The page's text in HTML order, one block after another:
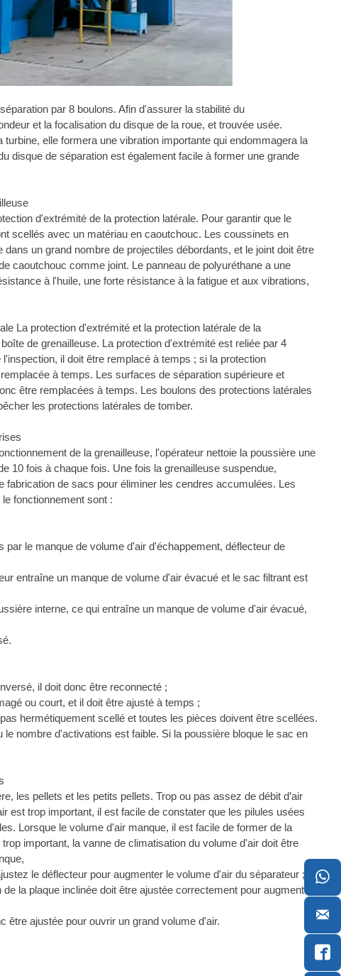
par 8 boulons. Afin d'assurer la stabilité du
et la focalisation du disque de la roue, et trouvée usée.
elle formera une vibration importante qui endommagera la
disque de séparation est également facile à former une grande
d'extrémité de la protection latérale. Pour garantir que le
scellés avec un matériau en caoutchouc. Les coussinets en
un grand nombre de projectiles débordants, et le joint doit être
caoutchouc comme joint. Le panneau de polyuréthane a une
à l'huile, une forte résistance à la fatigue et aux vibrations,
La protection d'extrémité et la protection latérale de la
de grenailleuse. La protection d'extrémité est reliée par 4
il doit être remplacé à temps ; si la protection
à temps. Les surfaces de séparation supérieure et
être remplacées à temps. Les boulons des protections latérales
les protections latérales de tomber.
de la grenailleuse, l'opérateur nettoie la poussière une
10 fois à chaque fois. Une fois la grenailleuse suspendue,
fabrication de sacs pour éliminer les cendres accumulées. Les
fonctionnement sont :
le manque de volume d'air d'échappement, déflecteur de
entraîne un manque de volume d'air évacué et le sac filtrant est
interne, ce qui entraîne un manque de volume d'air évacué,
il doit donc être reconnecté ;
ou court, et il doit être ajusté à temps ;
hermétiquement scellé et toutes les pièces doivent être scellées.
nombre d'activations est faible. Si la poussière bloque le sac en
les pellets et les petits pellets. Trop ou pas assez de débit d’air
est trop important, il est facile de constater que les pilules usées
Lorsque le volume d'air manque, il est facile de former de la
important, la vanne de climatisation du volume d'air doit être
le déflecteur pour augmenter le volume d'air du séparateur ;
la plaque inclinée doit être ajustée correctement pour augmenter
être ajustée pour ouvrir un grand volume d'air.


